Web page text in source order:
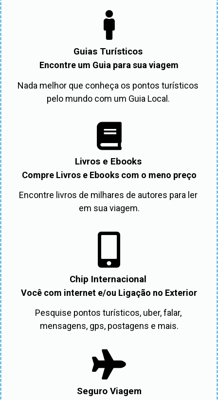
Guias Turísticos
Encontre um Guia para sua viagem
Nada melhor que conheça os pontos turísticos
pelo mundo com um Guia Local.
Livros e Ebooks
Compre Livros e Ebooks com o meno preço
Encontre livros de milhares de autores para ler
em sua viagem.
Chip Internacional
Você com internet e/ou Ligação no Exterior
Pesquise pontos turísticos, uber, falar,
mensagens, gps, postagens e mais.
Seguro Viagem